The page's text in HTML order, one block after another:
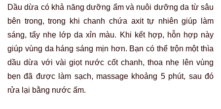
Dầu dừa có khả năng dưỡng ẩm và nuôi dưỡng da từ sâu
bên trong, trong khi chanh chứa axit tự nhiên giúp làm
sáng, tẩy nhẹ lớp da xỉn màu. Khi kết hợp, hỗn hợp này
giúp vùng da háng sáng mịn hơn. Bạn có thể trộn một thìa
dầu dừa với vài giọt nước cốt chanh, thoa nhẹ lên vùng
bẹn đã được làm sạch, massage khoảng 5 phút, sau đó
rửa lại bằng nước ấm.